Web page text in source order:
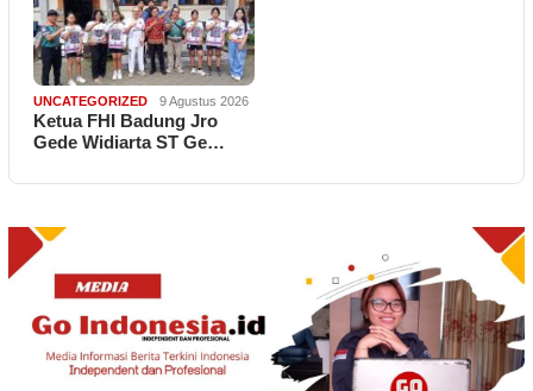
UNCATEGORIZED 9 Agustus 2026
Ketua FHI Badung Jro
Gede Widiarta ST Ge…